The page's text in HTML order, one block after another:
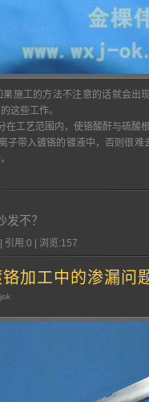
工的方法不注意的话就会出
这些工作。
工艺范围内，使铬酸酐与硫酸
带入镀铬的镀液中，否则很难
不？
引用:0 | 浏览:157
加工中的渗漏问